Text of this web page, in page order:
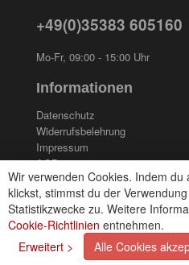
Wir verwenden Cookies. Indem
klickst, stimmst du der
Statistikzwecke zu. Weitere
Cookie-Richtlinien entnehmen.
Erweitert >
Alle Cookies
+49(0)35383 605160
Mo-Fr, 09:00 - 15:00 Uhr
Informationen
Datenschutz
Widerrufsbelehrung
Impressum
AGB
Kontakt
Cookies einstellungen
Zahlungsarten